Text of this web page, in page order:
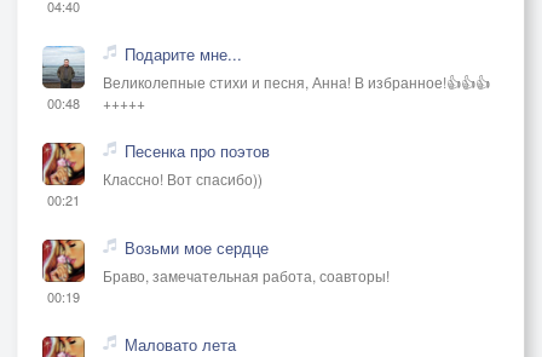
04:40
00:48
Подарите мне...
Великолепные стихи и песня, Анна! В избранное!👍👍👍
+++++
00:21
Песенка про поэтов
Классно! Вот спасибо))
00:19
Возьми мое сердце
Браво, замечательная работа, соавторы!
Маловато лета